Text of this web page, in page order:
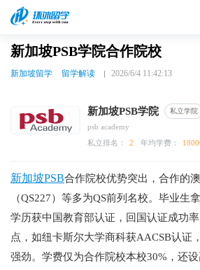
新加坡PSB学院合作院校
新加坡留学 留学解读 2026/6/4 11:42:13
新加坡PSB学院 私立学院
psb academy
私立排名：
2 年均学费：
新加坡PSB合作院校优势突出，合作的
（QS227）等多为QS前列名校。毕业生
学历获中国教育部认证，回国认证成功
点，如纽卡斯尔大学商科获AACSB认证
强劲。学费仅为合作院校本校30%，还